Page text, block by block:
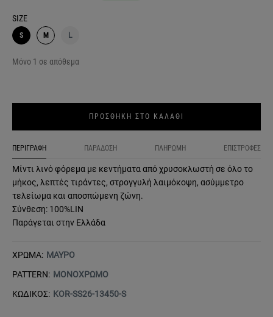
SIZE
S M L
Μόνο 1 σε απόθεμα
ΠΡΟΣΘΗΚΗ ΣΤΟ ΚΑΛΑΘΙ
ΠΕΡΙΓΡΑΦΗ ΠΑΡΑΔΟΣΗ ΠΛΗΡΩΜΗ ΕΠΙΣΤΡΟΦΕΣ
Μίντι λινό φόρεμα με κεντήματα από χρυσοκλωστή σε όλο το
μήκος, λεπτές τιράντες, στρογγυλή λαιμόκοψη, ασύμμετρο
τελείωμα και αποσπώμενη ζώνη.
Σύνθεση: 100%LIN
Παράγεται στην Ελλάδα
ΧΡΩΜΑ: ΜΑΥΡΟ
PATTERN: ΜΟΝΟΧΡΩΜΟ
ΚΩΔΙΚΟΣ: KOR-SS26-13450-S